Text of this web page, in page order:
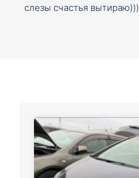
слезы счастья вытираю)))